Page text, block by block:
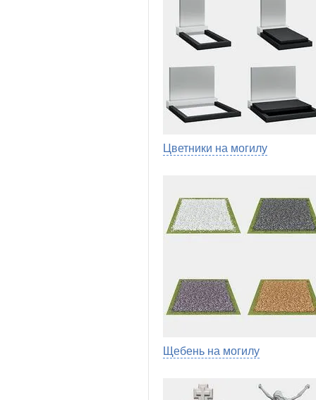
Цветники на могилу
Щебень на могилу